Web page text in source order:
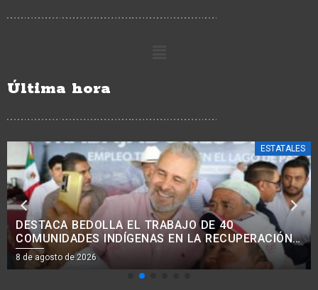
Última hora
ESTATALES
AVANZA MODERNIZACIÓN VIAL EN COMUNIDADES
INDÍGENAS, CON MEJORA DE 38 KM DE CAMINOS:
ROGELIO ZARAZÚA.<BR>
8 de agosto de 2026